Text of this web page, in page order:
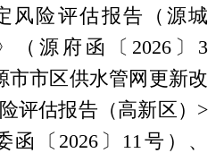
风险评估报告（源城
（源府函〔 2026 〕 3
市市区供水管网更新改
评估报告（高新区） >
函〔 2026 〕 11 号）、